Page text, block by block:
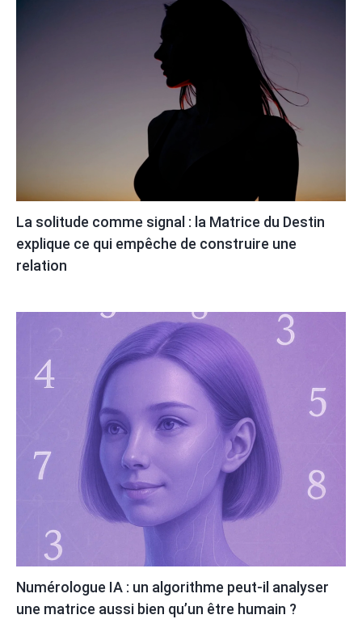
La solitude comme signal : la Matrice du Destin
explique ce qui empêche de construire une
relation
Numérologue IA : un algorithme peut-il analyser
une matrice aussi bien qu’un être humain ?